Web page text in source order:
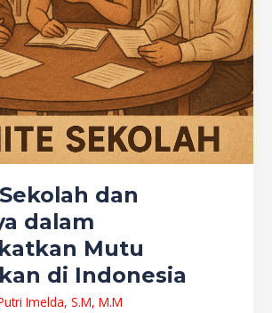
dan
dalam
Mutu
di Indonesia
Imelda, S.M, M.M